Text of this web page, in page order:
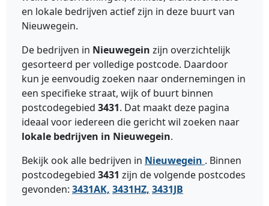
en lokale bedrijven actief zijn in deze buurt van
Nieuwegein.
De bedrijven in Nieuwegein zijn overzichtelijk
gesorteerd per volledige postcode. Daardoor
kun je eenvoudig zoeken naar ondernemingen in
een specifieke straat, wijk of buurt binnen
postcodegebied 3431. Dat maakt deze pagina
ideaal voor iedereen die gericht wil zoeken naar
lokale bedrijven in Nieuwegein.
Bekijk ook alle bedrijven in Nieuwegein . Binnen
postcodegebied 3431 zijn de volgende postcodes
gevonden: 3431AK, 3431HZ, 3431JB